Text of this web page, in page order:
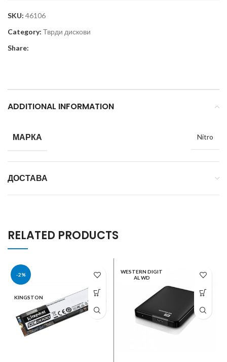
SKU: 46106
Category: Тврди дискови
Share:
ADDITIONAL INFORMATION
МАРКА Nitro
ДОСТАВА
RELATED PRODUCTS
-2%
KINGSTON
WESTERN DIGIT
AL WD